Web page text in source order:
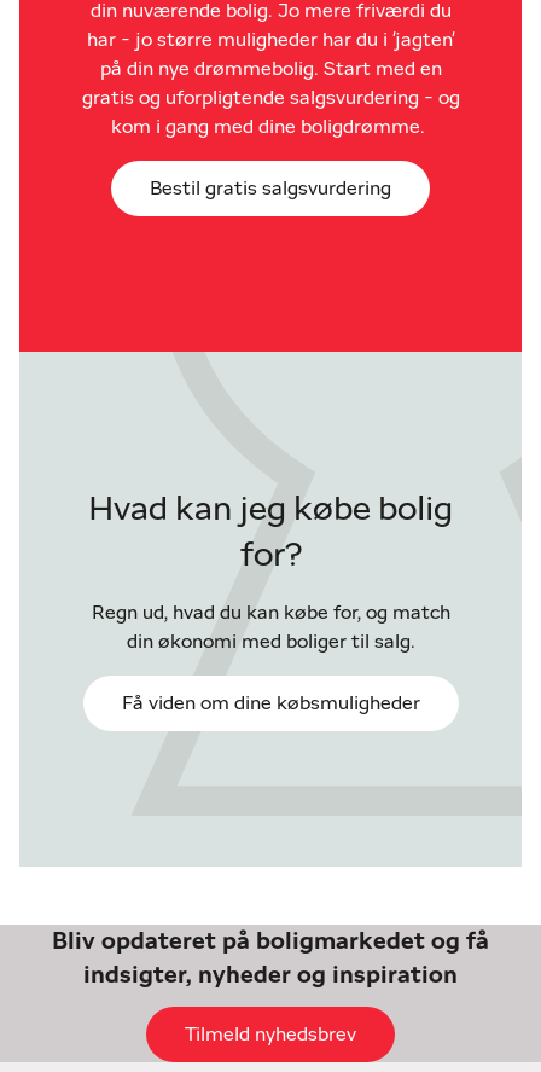
din nuværende bolig. Jo mere friværdi du
har - jo større muligheder har du i 'jagten'
på din nye drømmebolig. Start med en
gratis og uforpligtende salgsvurdering - og
kom i gang med dine boligdrømme.
Bestil gratis salgsvurdering
Hvad kan jeg købe bolig
for?
Regn ud, hvad du kan købe for, og match
din økonomi med boliger til salg.
Få viden om dine købsmuligheder
Bliv opdateret på boligmarkedet og få
indsigter, nyheder og inspiration
Tilmeld nyhedsbrev